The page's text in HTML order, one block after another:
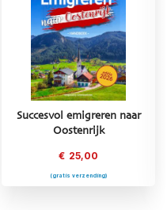
Succesvol emigreren naar
Oostenrijk
€ 25,00
(gratis verzending)